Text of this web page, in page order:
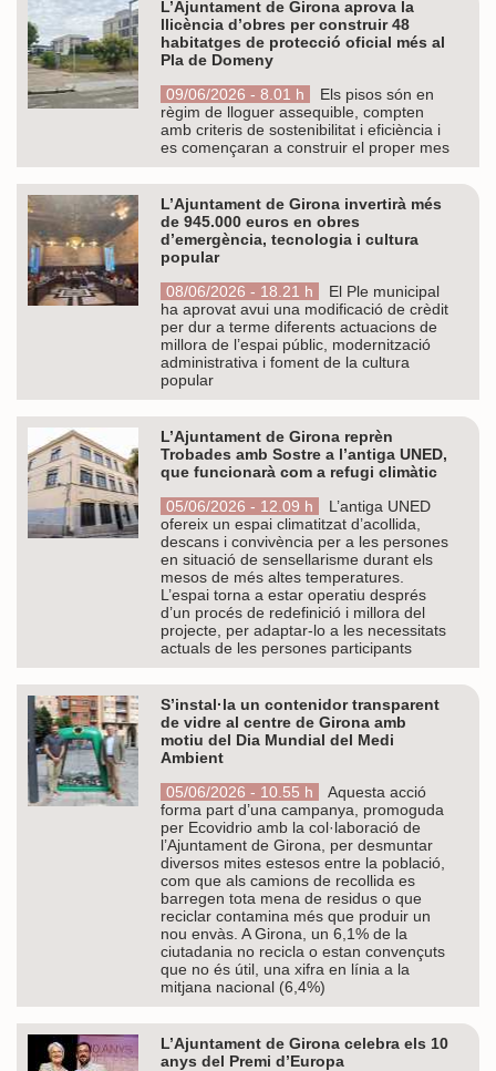
L’Ajuntament de Girona aprova la
llicència d’obres per construir 48
habitatges de protecció oficial més al
Pla de Domeny
09/06/2026 - 8.01 h
Els pisos són en
règim de lloguer assequible, compten
amb criteris de sostenibilitat i eficiència i
es començaran a construir el proper mes
L’Ajuntament de Girona invertirà més
de 945.000 euros en obres
d’emergència, tecnologia i cultura
popular
08/06/2026 - 18.21 h
El Ple municipal
ha aprovat avui una modificació de crèdit
per dur a terme diferents actuacions de
millora de l’espai públic, modernització
administrativa i foment de la cultura
popular
L’Ajuntament de Girona reprèn
Trobades amb Sostre a l’antiga UNED,
que funcionarà com a refugi climàtic
05/06/2026 - 12.09 h
L’antiga UNED
ofereix un espai climatitzat d’acollida,
descans i convivència per a les persones
en situació de sensellarisme durant els
mesos de més altes temperatures.
L’espai torna a estar operatiu després
d’un procés de redefinició i millora del
projecte, per adaptar-lo a les necessitats
actuals de les persones participants
S’instal·la un contenidor transparent
de vidre al centre de Girona amb
motiu del Dia Mundial del Medi
Ambient
05/06/2026 - 10.55 h
Aquesta acció
forma part d’una campanya, promoguda
per Ecovidrio amb la col·laboració de
l’Ajuntament de Girona, per desmuntar
diversos mites estesos entre la població,
com que als camions de recollida es
barregen tota mena de residus o que
reciclar contamina més que produir un
nou envàs. A Girona, un 6,1% de la
ciutadania no recicla o estan convençuts
que no és útil, una xifra en línia a la
mitjana nacional (6,4%)
L’Ajuntament de Girona celebra els 10
anys del Premi d’Europa